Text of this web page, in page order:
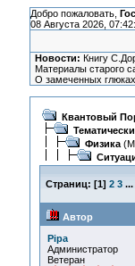
Добро пожаловать,
08 Августа 2026,
Новости: Книгу
Материалы старого
О замеченных
Квантовый
Физика
Страниц: [1] 2 3 ...
Автор
Pipa
Администратор
Ветеран